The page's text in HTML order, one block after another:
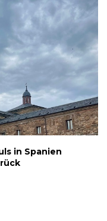
in Spanien